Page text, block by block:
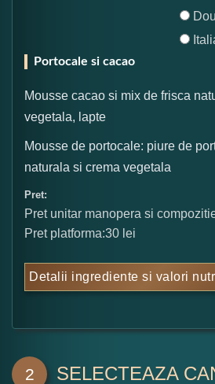
Portocale si cacao
Mousse cacao si mix de frisca
vegetala, lapte
Mousse de portocale: piure de
naturala si crema vegetala
Pret:
Pret unitar manopera si
Pret platforma:30 lei
Detalii ingrediente si valori
2 SELECTEAZA